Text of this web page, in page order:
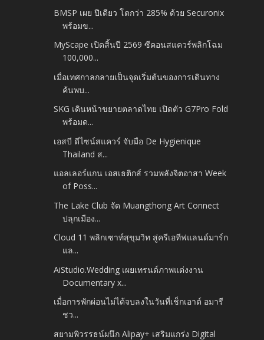
BMSP เผย ปีเดียว โตกว่า 285% ด้วย Securonix
พร้อมข...
MyScape เปิดสิ้นปี 2569 ซีคอนสแควร์พลิกโฉม
100,000...
เมื่อเทศกาลกลายเป็นจุดเริ่มต้นของการเดินทาง
ค้นพบ...
SKG เดินหน้าขยายตลาดไทย เปิดตัว G7Pro Fold
พร้อมด...
เอสบี ดีไซน์สแควร์ จับมือ De Hygienique
Thailand ส...
แอลเลอร์แกน เอสเธติกส์ รวมพลังจิตอาสา Week
of Poss...
The Lake Club จัด Muangthong Art Connect
ปลุกเมือง...
Cloud 11 พลิกเซาท์สุขุมวิท สู่ครีเอทีฟแลนด์มาร์ก
แล...
AiStudio.Wedding เผยเทรนด์ภาพแต่งงาน
Documentary x...
เมื่อการพักผ่อนไม่ได้จบลงในวันที่เช็กเอาต์ อมารี
ชว...
สยามพิวรรธน์ผนึก Alipay+ เสริมแกร่ง Digital